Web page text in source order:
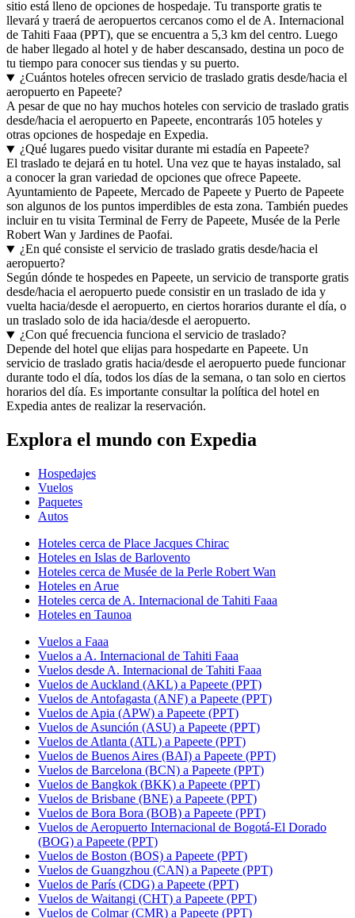
sitio está lleno de opciones de hospedaje. Tu transporte gratis te
llevará y traerá de aeropuertos cercanos como el de A. Internacional
de Tahiti Faaa (PPT), que se encuentra a 5,3 km del centro. Luego
de haber llegado al hotel y de haber descansado, destina un poco de
tu tiempo para conocer sus tiendas y su puerto.
¿Cuántos hoteles ofrecen servicio de traslado gratis desde/hacia el
aeropuerto en Papeete?
A pesar de que no hay muchos hoteles con servicio de traslado gratis
desde/hacia el aeropuerto en Papeete, encontrarás 105 hoteles y
otras opciones de hospedaje en Expedia.
¿Qué lugares puedo visitar durante mi estadía en Papeete?
El traslado te dejará en tu hotel. Una vez que te hayas instalado, sal
a conocer la gran variedad de opciones que ofrece Papeete.
Ayuntamiento de Papeete, Mercado de Papeete y Puerto de Papeete
son algunos de los puntos imperdibles de esta zona. También puedes
incluir en tu visita Terminal de Ferry de Papeete, Musée de la Perle
Robert Wan y Jardines de Paofai.
¿En qué consiste el servicio de traslado gratis desde/hacia el
aeropuerto?
Según dónde te hospedes en Papeete, un servicio de transporte gratis
desde/hacia el aeropuerto puede consistir en un traslado de ida y
vuelta hacia/desde el aeropuerto, en ciertos horarios durante el día, o
un traslado solo de ida hacia/desde el aeropuerto.
¿Con qué frecuencia funciona el servicio de traslado?
Depende del hotel que elijas para hospedarte en Papeete. Un
servicio de traslado gratis hacia/desde el aeropuerto puede funcionar
durante todo el día, todos los días de la semana, o tan solo en ciertos
horarios del día. Es importante consultar la política del hotel en
Expedia antes de realizar la reservación.
Explora el mundo con Expedia
Hospedajes
Vuelos
Paquetes
Autos
Hoteles cerca de Place Jacques Chirac
Hoteles en Islas de Barlovento
Hoteles cerca de Musée de la Perle Robert Wan
Hoteles en Arue
Hoteles cerca de A. Internacional de Tahiti Faaa
Hoteles en Taunoa
Vuelos a Faaa
Vuelos a A. Internacional de Tahiti Faaa
Vuelos desde A. Internacional de Tahiti Faaa
Vuelos de Auckland (AKL) a Papeete (PPT)
Vuelos de Antofagasta (ANF) a Papeete (PPT)
Vuelos de Apia (APW) a Papeete (PPT)
Vuelos de Asunción (ASU) a Papeete (PPT)
Vuelos de Atlanta (ATL) a Papeete (PPT)
Vuelos de Buenos Aires (BAI) a Papeete (PPT)
Vuelos de Barcelona (BCN) a Papeete (PPT)
Vuelos de Bangkok (BKK) a Papeete (PPT)
Vuelos de Brisbane (BNE) a Papeete (PPT)
Vuelos de Bora Bora (BOB) a Papeete (PPT)
Vuelos de Aeropuerto Internacional de Bogotá-El Dorado
(BOG) a Papeete (PPT)
Vuelos de Boston (BOS) a Papeete (PPT)
Vuelos de Guangzhou (CAN) a Papeete (PPT)
Vuelos de París (CDG) a Papeete (PPT)
Vuelos de Waitangi (CHT) a Papeete (PPT)
Vuelos de Colmar (CMR) a Papeete (PPT)